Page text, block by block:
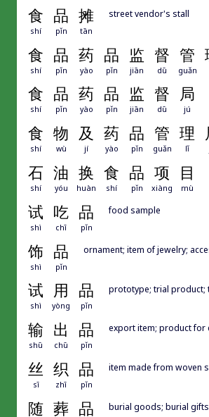
食 品 摊
shí pǐn tān
street vendor's stall
食 品 药 品 监 督 管
shí pǐn yào pǐn jiān dū guǎn
食 品 药 品 监 督 局
shí pǐn yào pǐn jiān dū jú
食 物 及 药 品 管 理
shí wù jí yào pǐn guǎn lǐ
石 油 换 食 品 项 目
shí yóu huàn shí pǐn xiàng mù
试 吃 品
shì chī pǐn
food sample
饰 品
shì pǐn
ornament; item of jewelry;
试 用 品
shì yòng pǐn
prototype; trial product;
输 出 品
shū chū pǐn
export item; product for
丝 织 品
sī zhī pǐn
item made from woven
随 葬 品 burial goods; burial gifts